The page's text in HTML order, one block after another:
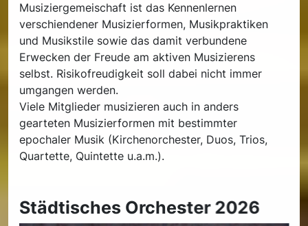
Musiziergemeischaft ist das Kennenlernen
verschiendener Musizierformen, Musikpraktiken
und Musikstile sowie das damit verbundene
Erwecken der Freude am aktiven Musizierens
selbst. Risikofreudigkeit soll dabei nicht immer
umgangen werden.
Viele Mitglieder musizieren auch in anders
gearteten Musizierformen mit bestimmter
epochaler Musik (Kirchenorchester, Duos, Trios,
Quartette, Quintette u.a.m.).
Städtisches Orchester 2026